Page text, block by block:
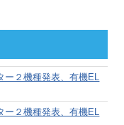
ー２機種発表、有機EL
ー２機種発表、有機EL